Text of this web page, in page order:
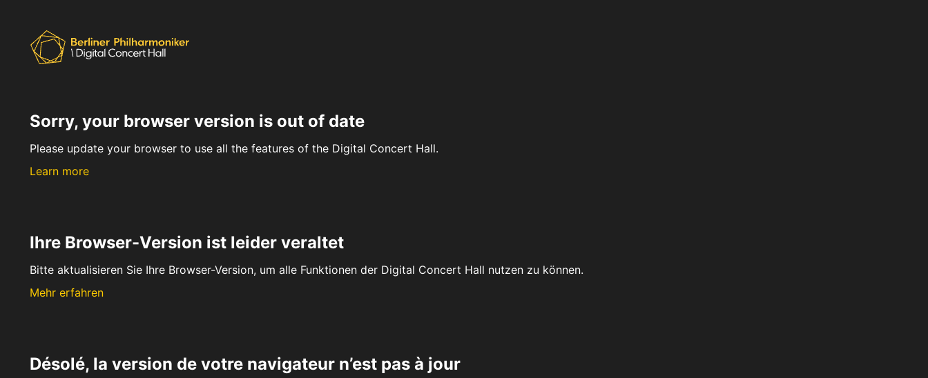
Sorry, your browser version is out of date
Please update your browser to use all the features of the Digital Concert Hall.
Learn more
Ihre Browser-Version ist leider veraltet
Bitte aktualisieren Sie Ihre Browser-Version, um alle Funktionen der Digital Concert Hall nutzen zu können.
Mehr erfahren
Désolé, la version de votre navigateur n’est pas à jour